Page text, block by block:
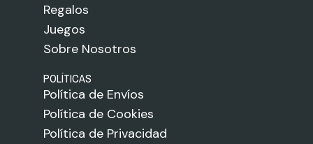
Regalos
Juegos
Sobre Nosotros
POLÍTICAS
Política de Envíos
Política de Cookies
Política de Privacidad